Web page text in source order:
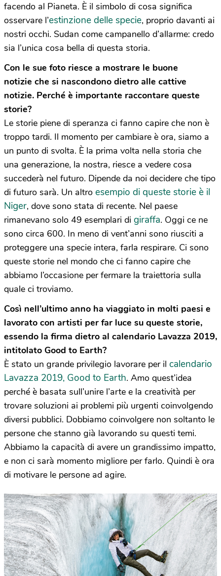
facendo al Pianeta. È il simbolo di cosa significa
osservare l’estinzione delle specie, proprio davanti ai
nostri occhi. Sudan come campanello d’allarme: credo
sia l’unica cosa bella di questa storia.
Con le sue foto riesce a mostrare le buone
notizie che si nascondono dietro alle cattive
notizie. Perché è importante raccontare queste
storie?
Le storie piene di speranza ci fanno capire che non è
troppo tardi. Il momento per cambiare è ora, siamo a
un punto di svolta. È la prima volta nella storia che
una generazione, la nostra, riesce a vedere cosa
succederà nel futuro. Dipende da noi decidere che tipo
di futuro sarà. Un altro esempio di queste storie è il
Niger, dove sono stata di recente. Nel paese
rimanevano solo 49 esemplari di giraffa. Oggi ce ne
sono circa 600. In meno di vent’anni sono riusciti a
proteggere una specie intera, farla respirare. Ci sono
queste storie nel mondo che ci fanno capire che
abbiamo l’occasione per fermare la traiettoria sulla
quale ci troviamo.
Così nell’ultimo anno ha viaggiato in molti paesi e
lavorato con artisti per far luce su queste storie,
essendo la firma dietro al calendario Lavazza 2019,
intitolato Good to Earth?
È stato un grande privilegio lavorare per il calendario
Lavazza 2019, Good to Earth. Amo quest’idea
perché è basata sull’unire l’arte e la creatività per
trovare soluzioni ai problemi più urgenti coinvolgendo
diversi pubblici. Dobbiamo coinvolgere non soltanto le
persone che stanno già lavorando su questi temi.
Abbiamo la capacità di avere un grandissimo impatto,
e non ci sarà momento migliore per farlo. Quindi è ora
di motivare le persone ad agire.